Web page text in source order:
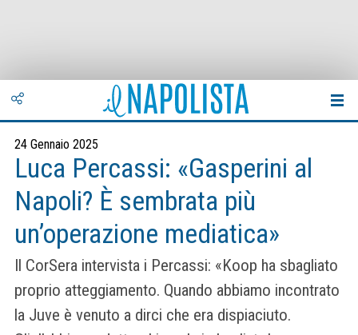
24 Gennaio 2025
Luca Percassi: «Gasperini al
Napoli? È sembrata più
un’operazione mediatica»
Il CorSera intervista i Percassi: «Koop ha sbagliato
proprio atteggiamento. Quando abbiamo incontrato
la Juve è venuto a dirci che era dispiaciuto.